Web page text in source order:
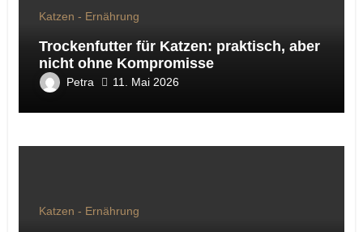
Katzen - Ernährung
Trockenfutter für Katzen: praktisch, aber
nicht ohne Kompromisse
Petra 11. Mai 2026
Katzen - Ernährung